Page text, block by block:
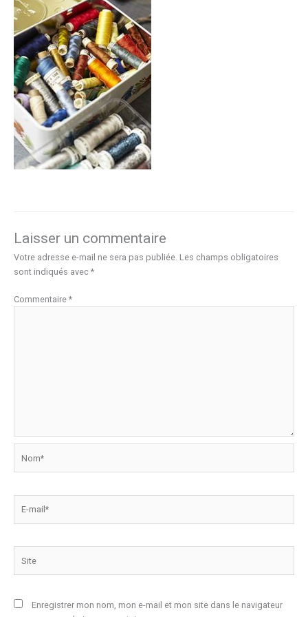
Laisser un commentaire
Votre adresse e-mail ne sera pas publiée. Les champs obligatoires
sont indiqués avec *
Commentaire *
mail*
Enregistrer mon nom, mon e-mail et mon site dans le navigateur